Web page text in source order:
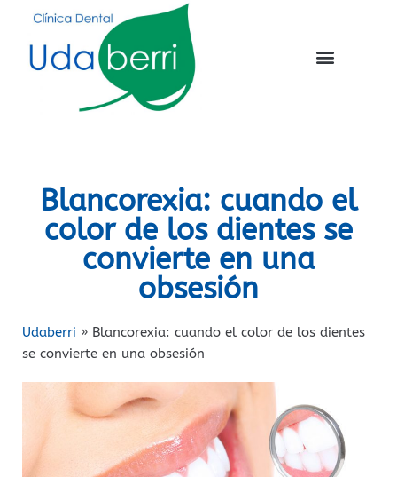
Blancorexia: cuando el
color de los dientes se
convierte en una
obsesión
Udaberri » Blancorexia: cuando el color de los dientes
se convierte en una obsesión